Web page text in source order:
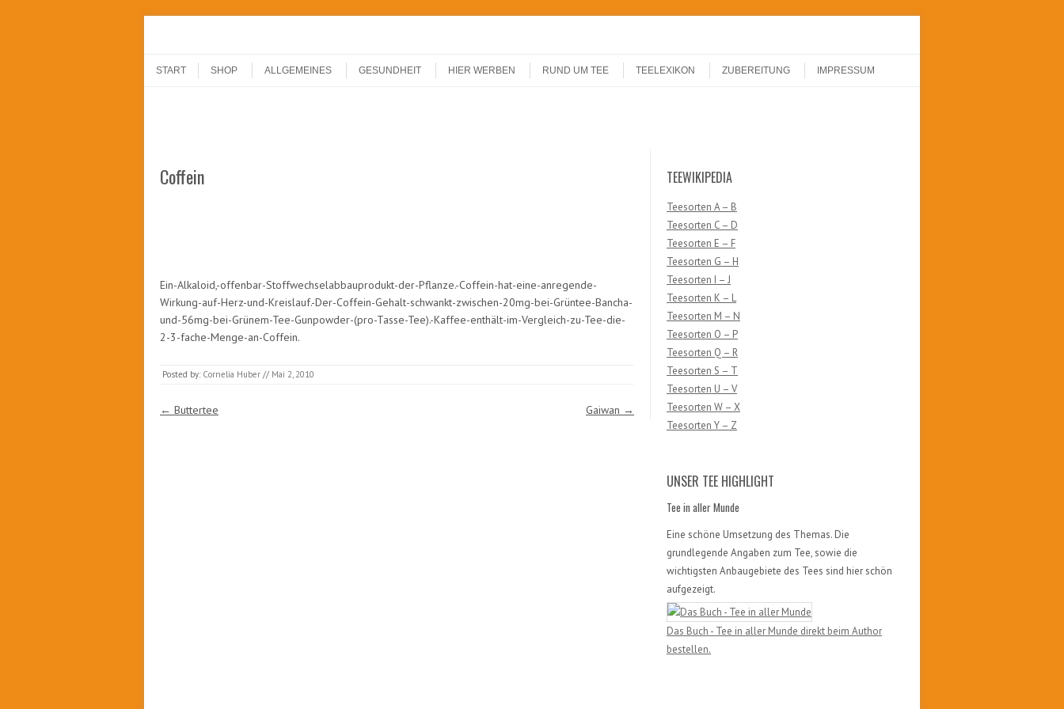
START
SHOP ALLGEMEINES GESUNDHEIT HIER WERBEN RUND UM TEE TEELEXIKON ZUBEREITUNG IMPRESSUM
Coffein
Ein-Alkaloid,-offenbar-Stoffwechselabbauprodukt-der-Pflanze.-Coffein-hat-eine-anregende-
Wirkung-auf-Herz-und-Kreislauf.-Der-Coffein-Gehalt-schwankt-zwischen-20mg-bei-Grüntee-Bancha-
und-56mg-bei-Grünem-Tee-Gunpowder-(pro-Tasse-Tee).-Kaffee-enthält-im-Vergleich-zu-Tee-die-
2-3-fache-Menge-an-Coffein.
Posted by: Cornelia Huber // Mai 2, 2010
Post navigation
← Buttertee Gaiwan →
TEEWIKIPEDIA
Teesorten A – B
Teesorten C – D
Teesorten E – F
Teesorten G – H
Teesorten I – J
Teesorten K – L
Teesorten M – N
Teesorten O – P
Teesorten Q – R
Teesorten S – T
Teesorten U – V
Teesorten W – X
Teesorten Y – Z
UNSER TEE HIGHLIGHT
Tee in aller Munde
Eine schöne Umsetzung des Themas. Die
grundlegende Angaben zum Tee, sowie die
wichtigsten Anbaugebiete des Tees sind hier schön
aufgezeigt.
Das Buch - Tee in aller Munde direkt beim Author
bestellen.